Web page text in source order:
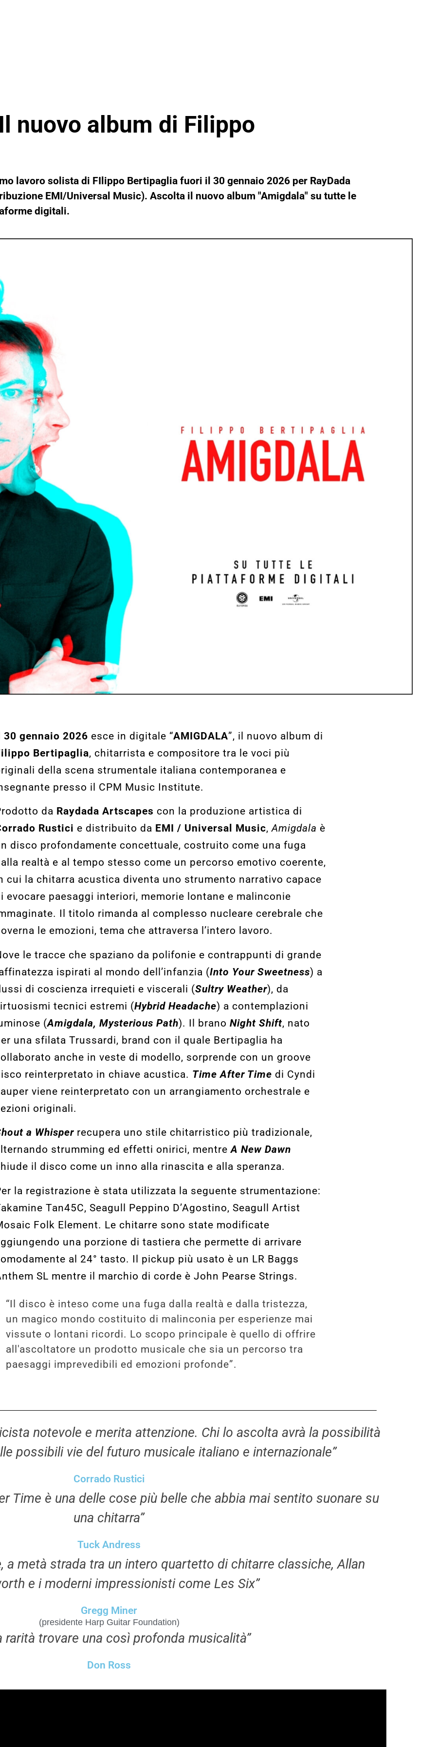
nuovo album di Filippo
lavoro solista di FIlippo Bertipaglia fuori il 30 gennaio 2026 per RayDada
EMI/Universal Music). Ascolta il nuovo album "Amigdala" su tutte le
digitali.
30 gennaio 2026 esce in digitale “AMIGDALA”, il nuovo album di
Bertipaglia, chitarrista e compositore tra le voci più
della scena strumentale italiana contemporanea e
presso il CPM Music Institute.
da Raydada Artscapes con la produzione artistica di
Rustici e distribuito da EMI / Universal Music,Amigdala è
disco profondamente concettuale, costruito come una fuga
realtà e al tempo stesso come un percorso emotivo coerente,
cui la chitarra acustica diventa uno strumento narrativo capace
evocare paesaggi interiori, memorie lontane e malinconie
Il titolo rimanda al complesso nucleare cerebrale che
le emozioni, tema che attraversa l’intero lavoro.
le tracce che spaziano da polifonie e contrappunti di grande
ispirati al mondo dell’infanzia (Into Your Sweetness) a
di coscienza irrequieti e viscerali (Sultry Weather), da
tecnici estremi (Hybrid Headache) a contemplazioni
(Amigdala, Mysterious Path). Il brano Night Shift, nato
una sfilata Trussardi, brand con il quale Bertipaglia ha
anche in veste di modello, sorprende con un groove
reinterpretato in chiave acustica. Time After Time di Cyndi
viene reinterpretato con un arrangiamento orchestrale e
originali.
a Whisperrecupera uno stile chitarristico più tradizionale,
strumming ed effetti onirici, mentreA New Dawn
il disco come un inno alla rinascita e alla speranza.
la registrazione è stata utilizzata la seguente strumentazione:
Tan45C, Seagull Peppino D’Agostino, Seagull Artist
Folk Element. Le chitarre sono state modificate
una porzione di tastiera che permette di arrivare
al 24° tasto. Il pickup più usato è un LR Baggs
SL mentre il marchio di corde è John Pearse Strings.
“Il disco è inteso come una fuga dalla realtà e dalla tristezza,
un magico mondo costituito di malinconia per esperienze mai
vissute o lontani ricordi. Lo scopo principale è quello di offrire
all'ascoltatore un prodotto musicale che sia un percorso tra
paesaggi imprevedibili ed emozioni profonde”.
notevole e merita attenzione. Chi lo ascolta avrà la possibilità
possibili vie del futuro musicale italiano e internazionale”
Corrado Rustici
Time è una delle cose più belle che abbia mai sentito suonare su
una chitarra”
Tuck Andress
a metà strada tra un intero quartetto di chitarre classiche, Allan
e i moderni impressionisti come Les Six”
Gregg Miner
(presidente Harp Guitar Foundation)
rarità trovare una così profonda musicalità”
Don Ross